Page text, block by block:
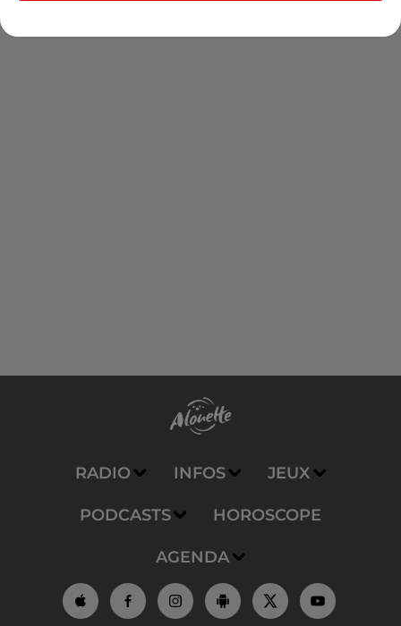
RADIO INFOS JEUX
PODCASTS HOROSCOPE
AGENDA